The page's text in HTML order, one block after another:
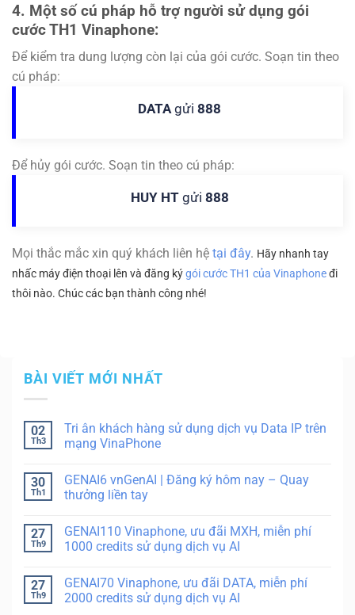
4. Một số cú pháp hỗ trợ người sử dụng gói
cước TH1 Vinaphone:
Để kiểm tra dung lượng còn lại của gói cước. Soạn tin theo
cú pháp:
DATAgửi 888
Để hủy gói cước. Soạn tin theo cú pháp:
HUY HT gửi 888
Mọi thắc mắc xin quý khách liên hệ tại đây. Hãy nhanh tay
nhấc máy điện thoại lên và đăng kýgói cước TH1 của Vinaphoneđi
thôi nào. Chúc các bạn thành công nhé!
BÀI VIẾT MỚI NHẤT
02
Th3
Tri ân khách hàng sử dụng dịch vụ Data IP trên
mạng VinaPhone
30
Th1
GENAI6 vnGenAI | Đăng ký hôm nay – Quay
thưởng liền tay
27
Th9
GENAI110 Vinaphone, ưu đãi MXH, miễn phí
1000 credits sử dụng dịch vụ AI
27
Th9
GENAI70 Vinaphone, ưu đãi DATA, miễn phí
2000 credits sử dụng dịch vụ AI